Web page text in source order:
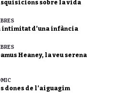
sobre la vida
intimitat d’una infància
Heaney, la veu serena
dones de l’aiguagim